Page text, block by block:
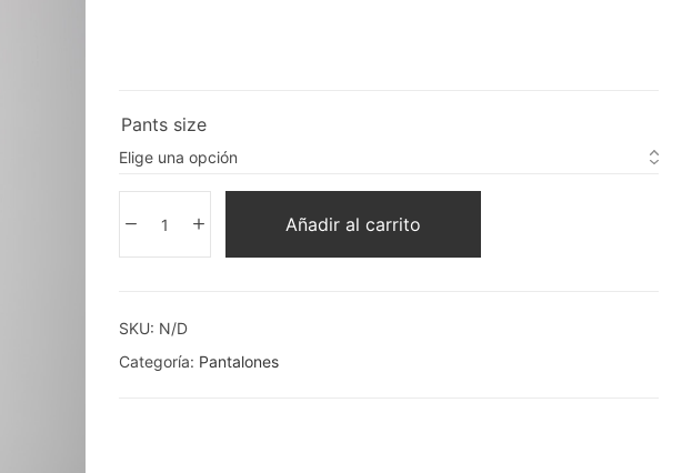
Pants size
Añadir al carrito
SKU: N/D
Categoría: Pantalones